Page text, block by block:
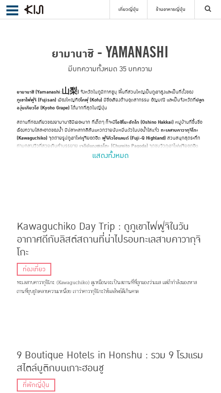
เที่ยวญี่ปุ่น ร้านอาหารญี่ปุ่น
เลือกย่าน
ค้นหา
ยามานาชิ - YAMANASHI
มีบทความทั้งหมด 35 บทความ
ยามานาชิ (Yamanashi:山梨)จังหวัดในภูมิภาคชูบุ พื้นที่ส่วนใหญ่เป็นภูเขาสูงและเป็นที่ตั้งของ
ภูเขาไฟฟูจิ (Fujisan)เมืองใหญ่คือโคฟุ (Kofu)มีชื่อเสียงด้านอุตสากรรม อัญมณี และเป็นจังหวัดที่ปลูก
องุ่นเคียวโฮ (Kyoho Grape)ได้มากที่สุดในญี่ปุ่น
สถานที่ท่องเที่ยวของยามานาชิมีเยอะมาก ที่เด็ดๆ ก็จะมีโอชิโนะฮักไก (Oshino Hakkai)หมู่บ้านที่ขึ้นชื่อ
เรื่องความใสสะอาดของน้ำ มีปลาหลากสีสันแหวกว่ายนับหมื่นตัวในบ่อน้ำใสแจ๋ว ทะเลสาบคาวากุจิโกะ
(Kawaguchiko)จุดถ่ายรูปภูเขาไฟฟูจิยอดฮิตฟูจิคิวไฮแลนด์ (Fuji-Q Highland)สวนสนุกสุดระทึก
ท่ามกลางวิวที่สวยเกินคำบรรยาย เจดีย์แดงชูเรโตะ (Chureito Pagoda)จุดชมวิวภูเขาไฟฟูจิยอดฮิต
เมืองรีสอร์ทที่มีกลิ่นอายของยุโรป
(Cherry/Sakurambo) ลูกท้อหรือ พีช (Peach / Momo) และองุ่นเคียวโฮ (Kyoho Grape)
อย่าลืมซื้อของฝากที่ยามานาชิไม่ว่าจะเป็นคิเคียว ชินเก็นโมจิ (Kikyo Shingen Mochi)โมจิที่ราดด้วย
น้ำผึ้งหอมๆ หวานชื่นใจ หรือขนมที่มีรูปทรงเหมือนภูเขาไฟฟูจิ เช่น ฟูจิยามะคุกกี้ (Fujiyama Cookie)
ฟูจิซังเมล่อนปัง (Fujisan Melon Pan)
ข้อมูลพร้อมแล้วก็ออกเดินทางไปเที่ยว ยามานาชิ (Yamanashi) กัน!
แสดงทั้งหมด
Kawaguchiko Day Trip : ดูภูเขาไฟฟูจิในวัน
อากาศดีกับลิสต์สถานที่น่าไปรอบทะเลสาบคาวากุจิ
โกะ
ท่องเที่ยว
ทะเลสาบคาวากุจิโกะ (Kawaguchiko) ดูเหมือนจะเป็นสถานที่ที่ถูกมองว่าแมส แต่ถ้ากำลังมองหาส
ถานที่ชุบชูใจคลายความเหนื่อย เราว่าคาวากุจิโกะให้ผลลัพธ์ดีเกินคาด
9 Boutique Hotels in Honshu : รวม 9 โรงแรม
สไตล์บูติกบนเกาะฮอนชู
ที่พักญี่ปุ่น